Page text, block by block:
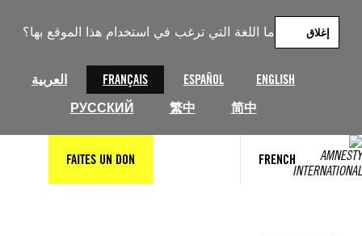
ما اللغة التي ترغب في استخدام هذا الموقع بها؟
ENGLISH
ESPAÑOL
FRANÇAIS
العربية
简中
繁中
РУССКИЙ
إغلاق
FRENCH
FAITES UN DON
المحتوى